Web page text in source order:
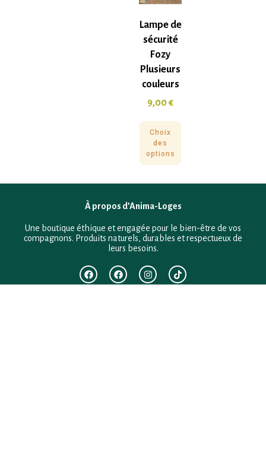
Lampe de
sécurité
Fozy
Plusieurs
couleurs
9,00€
Choix
des
options
À propos d’Anima-Loges
Une boutique éthique et engagée pour le bien-être de vos
compagnons. Produits naturels, durables et respectueux de
leurs besoins.